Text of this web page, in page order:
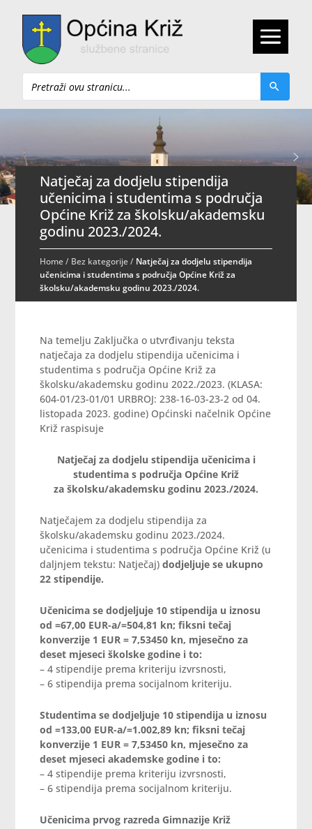
Pretraži
Natječaj za dodjelu stipendija
učenicima i studentima s područja
Općine Križ za školsku/akademsku
godinu 2023./2024.
Home/ Bez kategorije/ Natječaj za dodjelu stipendija
učenicima i studentima s područja Općine Križ za
školsku/akademsku godinu 2023./2024.
Na temelju Zaključka o utvrđivanju teksta
natječaja za dodjelu stipendija učenicima i
studentima s područja Općine Križ za
školsku/akademsku godinu 2022./2023. (KLASA:
604-01/23-01/01 URBROJ: 238-16-03-23-2 od 04.
listopada 2023. godine) Općinski načelnik Općine
Križ raspisuje
Natječaj za dodjelu stipendija učenicima i
studentima s područja Općine Križ
za školsku/akademsku godinu 2023./2024.
Natječajem za dodjelu stipendija za
školsku/akademsku godinu 2023./2024.
učenicima i studentima s područja Općine Križ (u
daljnjem tekstu: Natječaj)dodjeljuje se ukupno
22 stipendije.
Učenicima se dodjeljuje 10 stipendija u iznosu
od =67,00 EUR-a/=504,81 kn; fiksni tečaj
konverzije 1 EUR = 7,53450 kn, mjesečno za
deset mjeseci školske godine i to:
– 4 stipendije prema kriteriju izvrsnosti,
– 6 stipendija prema socijalnom kriteriju.
Studentima se dodjeljuje 10 stipendija u iznosu
od =133,00 EUR-a/=1.002,89 kn; fiksni tečaj
konverzije 1 EUR = 7,53450 kn, mjesečno za
deset mjeseci akademske godine i to:
– 4 stipendije prema kriteriju izvrsnosti,
– 6 stipendija prema socijalnom kriteriju.
Učenicima prvog razreda Gimnazije Križ